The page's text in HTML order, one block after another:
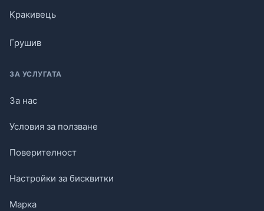
Кракивець
Грушив
ЗА УСЛУГАТА
За нас
Условия за ползване
Поверителност
Настройки за бисквитки
Марка